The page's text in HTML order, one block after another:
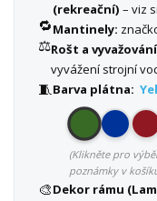
(rekreační) – viz
🔁Mantinely:
⚖️Rošt a
vyvážení strojní
🧵Barva plátna:
(Klikněte pro
poznámky v
🎨Dekor rámu